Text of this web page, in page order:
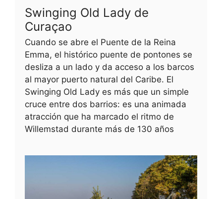
Swinging Old Lady de
Curaçao
Cuando se abre el Puente de la Reina
Emma, el histórico puente de pontones se
desliza a un lado y da acceso a los barcos
al mayor puerto natural del Caribe. El
Swinging Old Lady es más que un simple
cruce entre dos barrios: es una animada
atracción que ha marcado el ritmo de
Willemstad durante más de 130 años